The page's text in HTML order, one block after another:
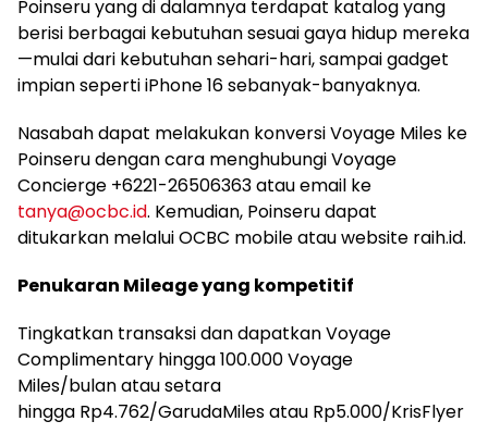
Poinseru yang di dalamnya terdapat katalog yang
berisi berbagai kebutuhan sesuai gaya hidup mereka
—mulai dari kebutuhan sehari-hari, sampai gadget
impian seperti iPhone 16 sebanyak-banyaknya.
Nasabah dapat melakukan konversi Voyage Miles ke
Poinseru dengan cara menghubungi Voyage
Concierge +6221-26506363 atau email ke
tanya@ocbc.id. Kemudian, Poinseru dapat
ditukarkan melalui OCBC mobile atau website raih.id.
Penukaran Mileage yang kompetitif
Tingkatkan transaksi dan dapatkan Voyage
Complimentary hingga 100.000 Voyage
Miles/bulan atau setara
hingga Rp4.762/GarudaMiles atau Rp5.000/KrisFlyer